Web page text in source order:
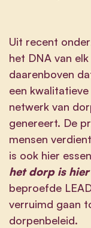
Uit recent
het DNA van
daarenboven
een
netwerk van
genereert. De
mensen
is ook hier
het dorp is
beproefde
verruimd gaan
dorpenbeleid.